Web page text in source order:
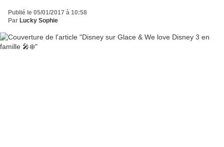
Publié le 05/01/2017 à 10:58
Par Lucky Sophie